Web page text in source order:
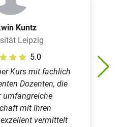
Kuntz
Leipzig
5.0
Kurs mit fachlich
Dozenten, die
umfangreiche
mit ihren
vermittelt